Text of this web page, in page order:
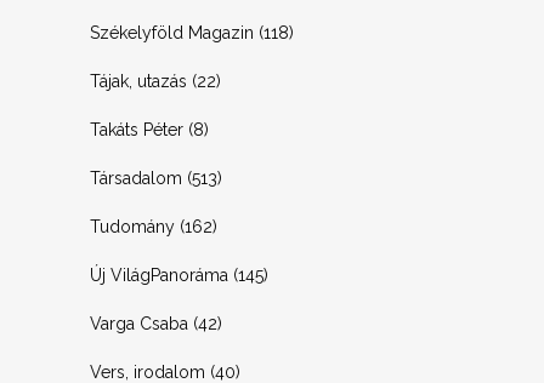
Székelyföld Magazin (118)
Tájak, utazás (22)
Takáts Péter (8)
Társadalom (513)
Tudomány (162)
Új VilágPanoráma (145)
Varga Csaba (42)
Vers, irodalom (40)